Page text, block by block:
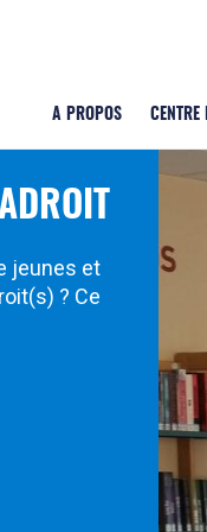
A PROPOS CENTRE
jeunes et
? Ce